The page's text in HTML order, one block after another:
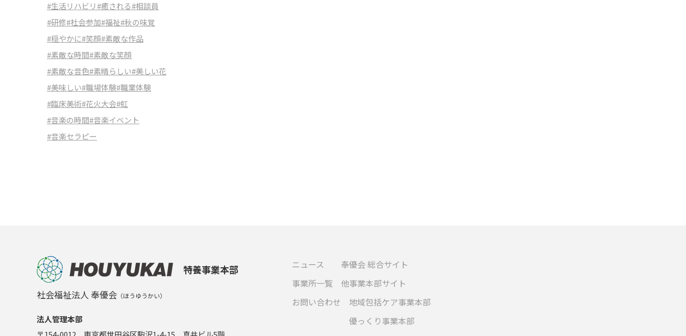
#生活リハビリ#癒される#相談員
#研修#社会参加#福祉#秋の味覚
#穏やかに#笑顔#素敵な作品
#素敵な時間#素敵な笑顔
#素敵な音色#素晴らしい#美しい花
#美味しい#職場体験#職業体験
#臨床美術#花火大会#虹
#音楽の時間#音楽イベント
#音楽セラピー
特養事業本部
社会福祉法人 奉優会 （ほうゆうかい）
法人管理本部
ニュース
事業所一覧
お問い合わせ
奉優会 総合サイト
他事業本部サイト
地域包括ケア事業本部
優っくり事業本部